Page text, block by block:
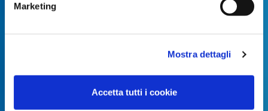
Marketing
Mostra dettagli
Accetta tutti i cookie